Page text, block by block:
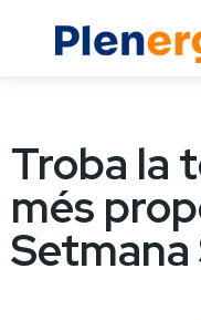
Troba la
més
Setmana